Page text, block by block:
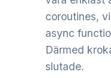
coroutines,
async
Därmed
slutade.